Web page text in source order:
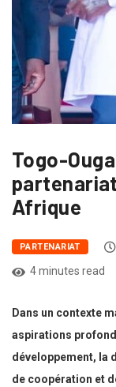
Togo-
Afrique
PARTENARIAT
4 minutes read
Dans un contexte
aspirations
développement, la
de coopération et